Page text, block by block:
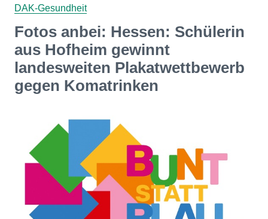
DAK-Gesundheit
Fotos anbei: Hessen: Schülerin
aus Hofheim gewinnt
landesweiten Plakatwettbewerb
gegen Komatrinken